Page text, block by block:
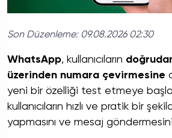
Son Düzenleme: 09.08.2026 02:30
WhatsApp, kullanıcıların
üzerinden numara çevirmesine
yeni bir özelliği test etmeye
kullanıcıların hızlı ve pratik bir
yapmasını ve mesaj